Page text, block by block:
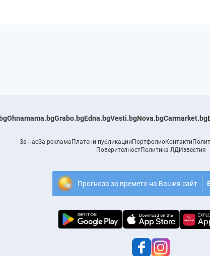
Ohnamama.bgGrabo.bgEdna.bgVesti.bgNova.bgCarmarket.bg
За насЗа рекламаПлатени публикацииПортфолиоКонтакти
ПоверителностПолитика ЛДИзвестия
Прогноза за времето на Вашия сайт